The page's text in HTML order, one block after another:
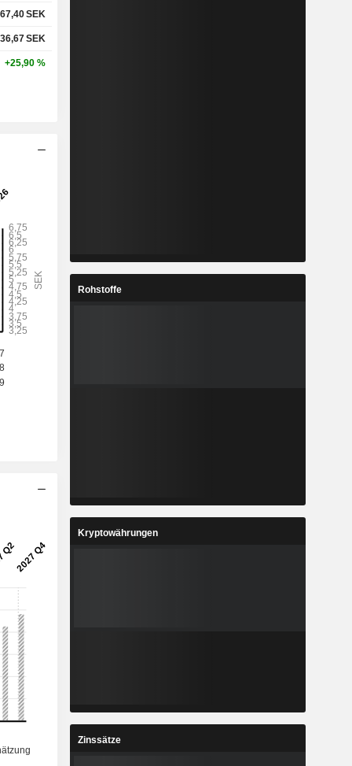
SEK
SEK
+25,90 %
Rohstoffe
Kryptowährungen
Zinssätze